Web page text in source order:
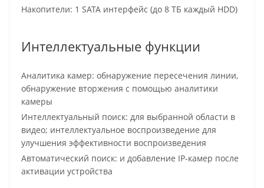
Накопители: 1 SATA интерфейс (до 8 ТБ каждый HDD)
Интеллектуальные функции
Аналитика камер: обнаружение пересечения линии,
обнаружение вторжения с помощью аналитики
камеры
Интеллектуальный поиск: для выбранной области в
видео; интеллектуальное воспроизведение для
улучшения эффективности воспроизведения
Автоматический поиск: и добавление IP-камер после
активации устройства